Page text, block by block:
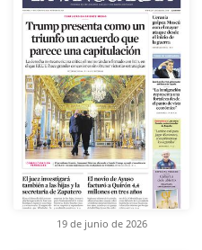
19 de junio de 2026